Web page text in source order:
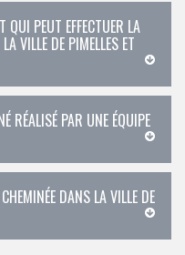
QUI PEUT EFFECTUER LA
VILLE DE PIMELLES ET
RÉALISÉ PAR UNE ÉQUIPE
DANS LA VILLE DE